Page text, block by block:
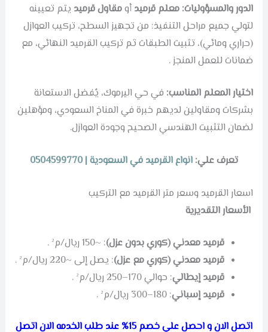
الدور والمسؤوليات: معلم قرميدأومقاول قرميد يتم تعيينه
لتولي جميع مراحل التنفيذ: من تجهيز السطح، تركيب العوازل
(حراري ومائي)، تثبيت الطبقات ثم تركيب القرميد النهائي، مع
ضمانات للعمل المنجز .
اختيار المعلم المناسب: في حي اليرموك، يُفضل الاستعانة
بشركات ومقاولين لديهم خبرة في المناخ السعودي، ومؤهلين
لضمان التثبيت الهندسي الصحيح وجودة العوازل.
تعرف علي: انواع القرميد في السعودية | 0504599770
اسعار القرميد وسعر متر القرميد مع التركيب
الأسعار التقديرية
قرميد معدني (كوري بدون عزل): ~150 ريال/م² .
قرميد معدني (كوري مع عزل): يصل إلى ~220 ريال/م² .
قرميد إيطالي: حوالي 170–250 ريال/م² .
قرميد إسباني: 180–300 ريال/م² .
اتصل الان و احصل علي خصم 15% عند طلب الخدمه الان اتصل